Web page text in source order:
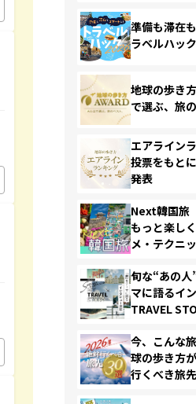
準備も滞在
ラベルハッ
地球の歩き
で選ぶ、旅
エアライン
投票をもと
発表
Next韓国旅
もっと楽し
メ・テクニ
旬な“あの人
マに語るイ
TRAVEL
今、こんな
球の歩き方
行くべき旅